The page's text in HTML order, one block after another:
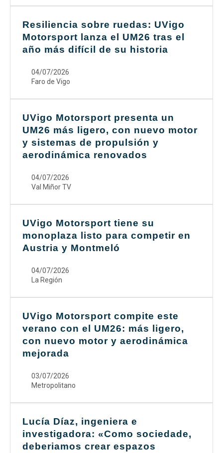
Resiliencia sobre ruedas: UVigo
Motorsport lanza el UM26 tras el
año más difícil de su historia
04/07/2026
Faro de Vigo
UVigo Motorsport presenta un
UM26 más ligero, con nuevo motor
y sistemas de propulsión y
aerodinámica renovados
04/07/2026
Val Miñor TV
UVigo Motorsport tiene su
monoplaza listo para competir en
Austria y Montmeló
04/07/2026
La Región
UVigo Motorsport compite este
verano con el UM26: más ligero,
con nuevo motor y aerodinámica
mejorada
03/07/2026
Metropolitano
Lucía Díaz, ingeniera e
investigadora: «Como sociedade,
deberiamos crear espazos